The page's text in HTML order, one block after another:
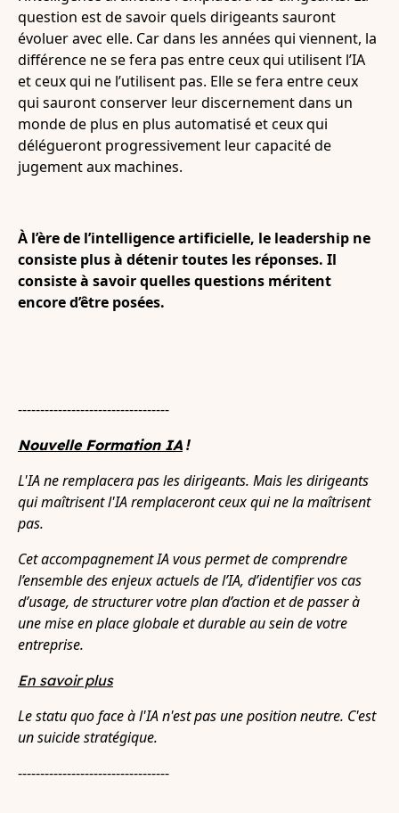
question est de savoir quels dirigeants sauront
évoluer avec elle. Car dans les années qui viennent, la
différence ne se fera pas entre ceux qui utilisent l’IA
et ceux qui ne l’utilisent pas. Elle se fera entre ceux
qui sauront conserver leur discernement dans un
monde de plus en plus automatisé et ceux qui
délégueront progressivement leur capacité de
jugement aux machines.
À l’ère de l’intelligence artificielle, le leadership ne
consiste plus à détenir toutes les réponses. Il
consiste à savoir quelles questions méritent
encore d’être posées.
----------------------------------
Nouvelle Formation IA !
L'IA ne remplacera pas les dirigeants. Mais les dirigeants
qui maîtrisent l'IA remplaceront ceux qui ne la maîtrisent
pas.
Cet accompagnement IA vous permet de comprendre
l’ensemble des enjeux actuels de l’IA, d’identifier vos cas
d’usage, de structurer votre plan d’action et de passer à
une mise en place globale et durable au sein de votre
entreprise.
En savoir plus
Le statu quo face à l'IA n'est pas une position neutre. C'est
un suicide stratégique.
----------------------------------